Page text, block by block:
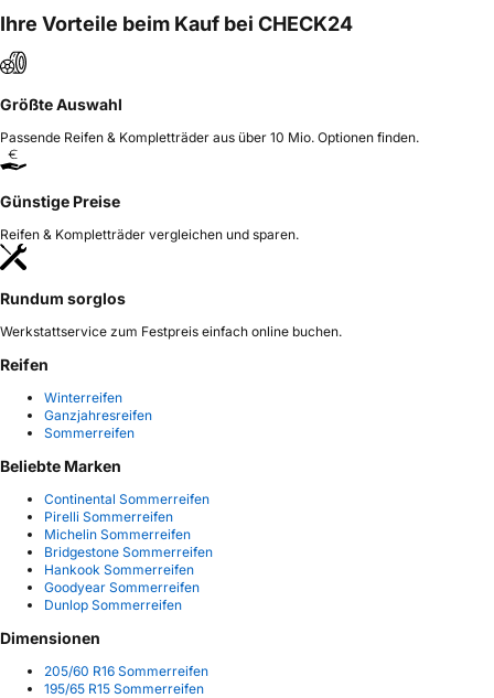
Ihre Vorteile beim Kauf bei CHECK24
Größte Auswahl
Passende Reifen & Kompletträder aus über 10 Mio. Optionen finden.
Günstige Preise
Reifen & Kompletträder vergleichen und sparen.
Rundum sorglos
Werkstattservice zum Festpreis einfach online buchen.
Reifen
Winterreifen
Ganzjahresreifen
Sommerreifen
Beliebte Marken
Continental Sommerreifen
Pirelli Sommerreifen
Michelin Sommerreifen
Bridgestone Sommerreifen
Hankook Sommerreifen
Goodyear Sommerreifen
Dunlop Sommerreifen
Dimensionen
205/60 R16 Sommerreifen
195/65 R15 Sommerreifen